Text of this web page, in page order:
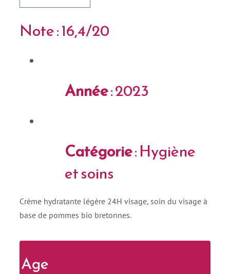
Note : 16,4/20
Année: 2023
Catégorie: Hygiène
et soins
Crème hydratante légère 24H visage, soin du visage à
base de pommes bio bretonnes.
Age